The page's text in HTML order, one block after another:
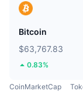
Bitcoin
$63,767.83
0.83%
CoinMarketCap